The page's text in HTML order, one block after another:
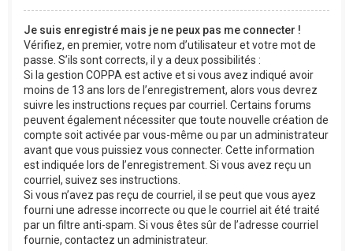
Je suis enregistré mais je ne peux pas me connecter !
Vérifiez, en premier, votre nom d’utilisateur et votre mot de
passe. S’ils sont corrects, il y a deux possibilités :
Si la gestion COPPA est active et si vous avez indiqué avoir
moins de 13 ans lors de l’enregistrement, alors vous devrez
suivre les instructions reçues par courriel. Certains forums
peuvent également nécessiter que toute nouvelle création de
compte soit activée par vous-même ou par un administrateur
avant que vous puissiez vous connecter. Cette information
est indiquée lors de l’enregistrement. Si vous avez reçu un
courriel, suivez ses instructions.
Si vous n’avez pas reçu de courriel, il se peut que vous ayez
fourni une adresse incorrecte ou que le courriel ait été traité
par un filtre anti-spam. Si vous êtes sûr de l’adresse courriel
fournie, contactez un administrateur.